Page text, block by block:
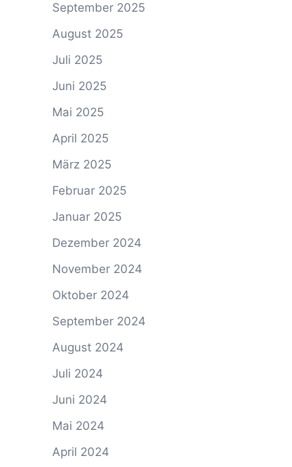
September 2025
August 2025
Juli 2025
Juni 2025
Mai 2025
April 2025
März 2025
Februar 2025
Januar 2025
Dezember 2024
November 2024
Oktober 2024
September 2024
August 2024
Juli 2024
Juni 2024
Mai 2024
April 2024